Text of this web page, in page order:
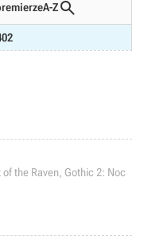
A-Z
the Raven, Gothic 2: Noc